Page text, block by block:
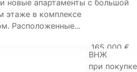
новые апартаменты с большой
этаже в комплексе
Расположенные...
165 000 €
155 000 €
ВНЖ
при покупке